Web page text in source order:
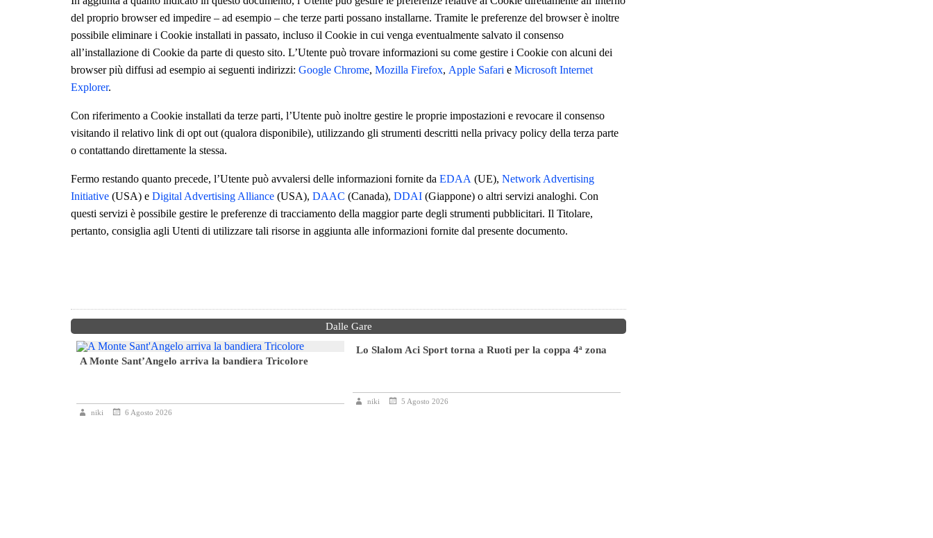
del proprio browser ed impedire – ad esempio – che terze parti possano installarne. Tramite le preferenze del browser è inoltre
possibile eliminare i Cookie installati in passato, incluso il Cookie in cui venga eventualmente salvato il consenso
all’installazione di Cookie da parte di questo sito. L’Utente può trovare informazioni su come gestire i Cookie con alcuni dei
browser più diffusi ad esempio ai seguenti indirizzi: Google Chrome, Mozilla Firefox, Apple Safari e Microsoft Internet
Explorer.
Con riferimento a Cookie installati da terze parti, l’Utente può inoltre gestire le proprie impostazioni e revocare il consenso
visitando il relativo link di opt out (qualora disponibile), utilizzando gli strumenti descritti nella privacy policy della terza parte
o contattando direttamente la stessa.
Fermo restando quanto precede, l’Utente può avvalersi delle informazioni fornite da EDAA (UE), Network Advertising
Initiative (USA) e Digital Advertising Alliance (USA), DAAC (Canada), DDAI (Giappone) o altri servizi analoghi. Con
questi servizi è possibile gestire le preferenze di tracciamento della maggior parte degli strumenti pubblicitari. Il Titolare,
pertanto, consiglia agli Utenti di utilizzare tali risorse in aggiunta alle informazioni fornite dal presente documento.
Dalle Gare
A Monte Sant’Angelo arriva la bandiera Tricolore
niki 6 Agosto 2026
Lo Slalom Aci Sport torna a Ruoti per la coppa 4ª zona
niki 5 Agosto 2026